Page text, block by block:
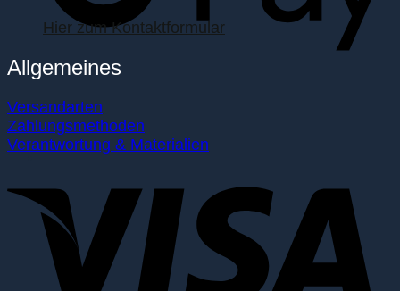
Hier zum Kontaktformular
Allgemeines
Versandarten
Zahlungsmethoden
Verantwortung & Materialien